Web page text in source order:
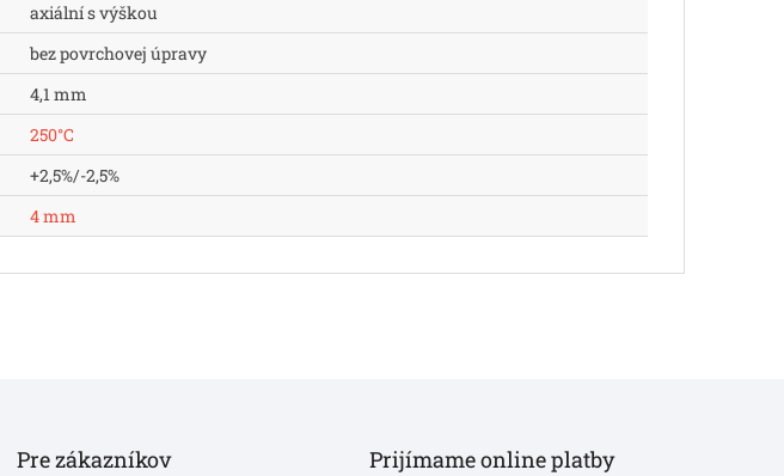
axiální s výškou
bez povrchovej úpravy
4,1 mm
250°C
+2,5%/-2,5%
4 mm
Pre zákazníkov Prijímame online platby